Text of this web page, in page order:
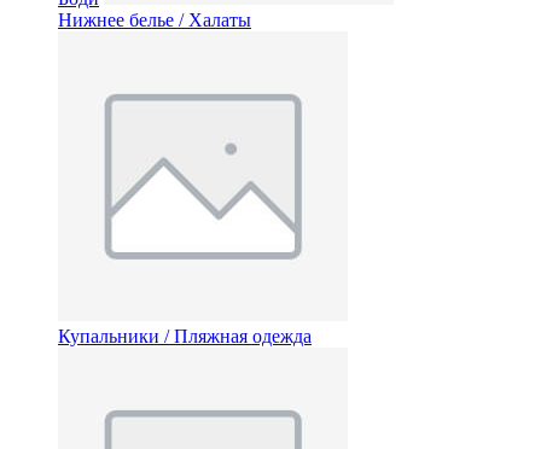
Нижнее белье / Халаты
Купальники / Пляжная одежда